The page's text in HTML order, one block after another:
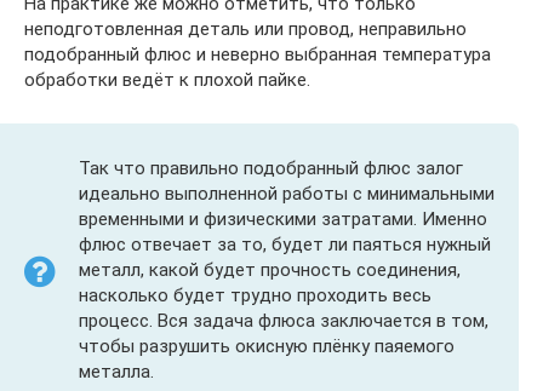
неподготовленная деталь или провод, неправильно
подобранный флюс и неверно выбранная температура
обработки ведёт к плохой пайке.
Так что правильно подобранный флюс залог
идеально выполненной работы с минимальными
временными и физическими затратами. Именно
флюс отвечает за то, будет ли паяться нужный
металл, какой будет прочность соединения,
насколько будет трудно проходить весь
процесс. Вся задача флюса заключается в том,
чтобы разрушить окисную плёнку паяемого
металла.